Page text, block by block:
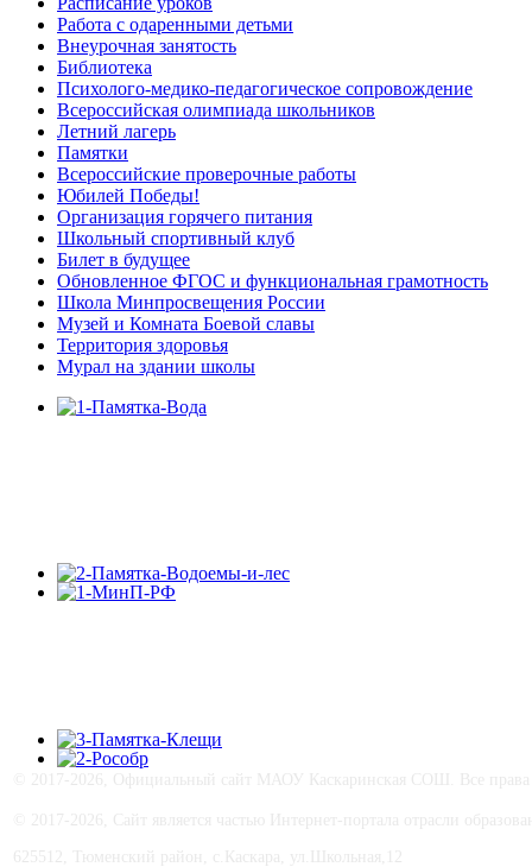
Работа с одаренными детьми
Внеурочная занятость
Библиотека
Психолого-медико-педагогическое сопровождение
Всероссийская олимпиада школьников
Летний лагерь
Памятки
Всероссийские проверочные работы
Юбилей Победы!
Организация горячего питания
Школьный спортивный клуб
Билет в будущее
Обновленное ФГОС и функциональная грамотность
Школа Минпросвещения России
Музей и Комната Боевой славы
Территория здоровья
Мурал на здании школы